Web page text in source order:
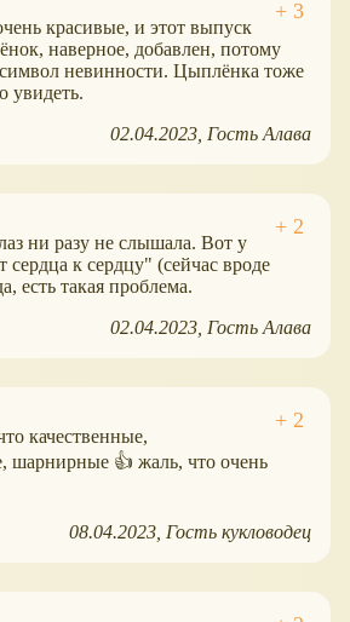
красивые, и этот выпуск
наверное, добавлен, потому
невинности. Цыплëнка тоже
увидеть.
02.04.2023 Гость Алава
ни разу не слышала. Вот у
к сердцу" (сейчас вроде
есть такая проблема.
02.04.2023 Гость Алава
качественные,
шарнирные 👍 жаль, что очень
08.04.2023 Гость кукловодец